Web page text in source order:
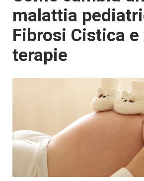
malattia
Fibrosi Cistica e
terapie